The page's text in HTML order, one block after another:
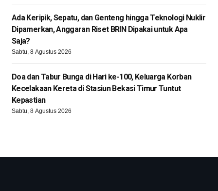
Ada Keripik, Sepatu, dan Genteng hingga Teknologi Nuklir
Dipamerkan, Anggaran Riset BRIN Dipakai untuk Apa
Saja?
Sabtu, 8 Agustus 2026
Doa dan Tabur Bunga di Hari ke-100, Keluarga Korban
Kecelakaan Kereta di Stasiun Bekasi Timur Tuntut
Kepastian
Sabtu, 8 Agustus 2026